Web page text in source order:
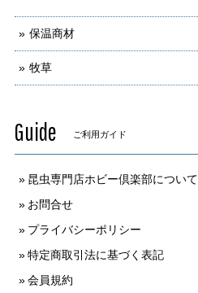
保温商材
牧草
Guide ご利用ガイド
昆虫専門店ホビー倶楽部について
お問合せ
プライバシーポリシー
特定商取引法に基づく表記
会員規約